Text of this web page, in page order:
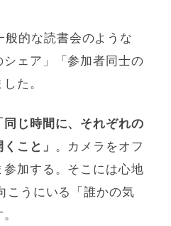
的な読書会のような
シェア」「参加者同士の
た。
同じ時間に、それぞれの
こと」 。カメラをオフ
加する。そこには心地
こうにいる「誰かの気